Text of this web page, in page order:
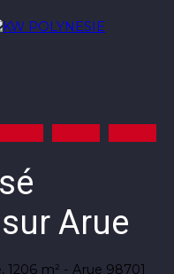
KW Estimer
Arue